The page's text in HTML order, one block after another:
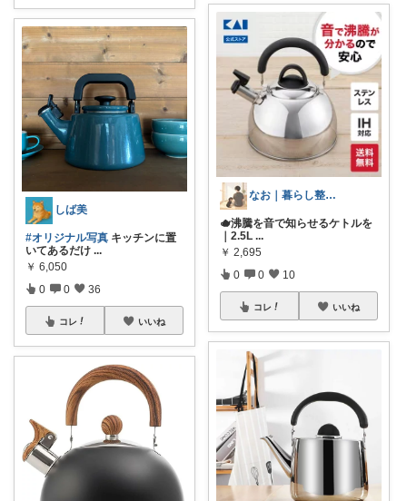
しば美
#オリジナル写真 キッチンに置
いてあるだけ ...
￥ 6,050
0 0 36
コレ いいね
なお｜暮らし整えROOM｜犬もいます🐕
🫖沸騰を音で知らせるケトルを
｜2.5L ...
￥ 2,695
0 0 10
コレ いいね